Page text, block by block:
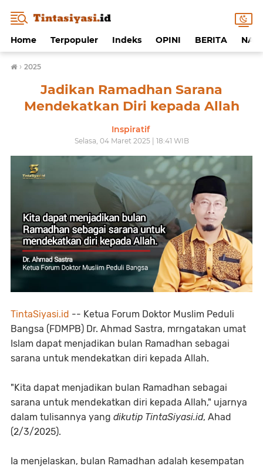
Home Terpopuler Indeks OPINI BERITA
› 2025
Jadikan Ramadhan Sarana
Mendekatkan Diri kepada Allah
Inspiratif
Selasa, 04 Maret 2025 | 18:41 WIB
TintaSiyasi.id -- Ketua Forum Doktor Muslim Peduli
Bangsa (FDMPB) Dr. Ahmad Sastra, mrngatakan umat
Islam dapat menjadikan bulan Ramadhan sebagai
sarana untuk mendekatkan diri kepada Allah.
"Kita dapat menjadikan bulan Ramadhan sebagai
sarana untuk mendekatkan diri kepada Allah," ujarnya
dalam tulisannya yang dikutip TintaSiyasi.id, Ahad
(2/3/2025).
Ia menjelaskan, bulan Ramadhan adalah kesempatan